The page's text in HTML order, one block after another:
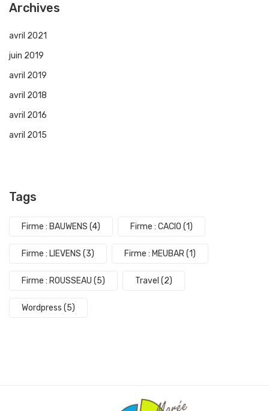
Archives
avril 2021
juin 2019
avril 2019
avril 2018
avril 2016
avril 2015
Tags
Firme : BAUWENS (4) Firme : CACIO (1)
Firme : LIEVENS (3) Firme : MEUBAR(1)
Firme : ROUSSEAU (5) Travel (2)
Wordpress (5)